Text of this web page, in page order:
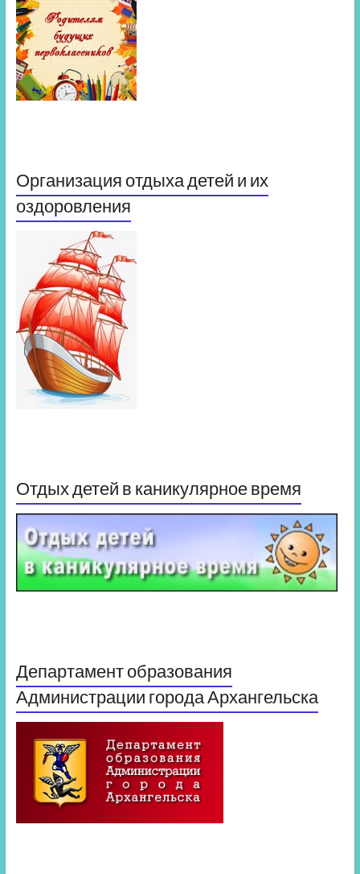
Организация отдыха детей и их
оздоровления
Отдых детей в каникулярное время
Департамент образования
Администрации города Архангельска